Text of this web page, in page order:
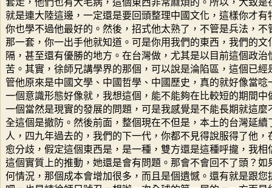
就是連大陸這邊，一定還是要回頭整理中國文化，這樣你才
你也學不過他最好的。然後，招式他太熟了，不管是兵法，
那一套，你一出手他就知道。可是你用我們的東西，我們的
隔，甚至還有優勝的地方。在台灣做，尤其是以目前這個政
苦。其實，徐師兄講學界的那個，可以說是淪陷區，這個已
管他原來是中國文學、中國哲學、中國歷史，真的就好像當
一個意識形態好像就，我想這個，能不能夠在比較短的期間
一個當然是現實的發展的問題，可是我感覺是不能長期就這
全這個是撤防。然後前面，整個現在不但是，本土的台灣延
人，四九年過去的，我們的下一代，你都不見得說服得了他
愈分歧，假定這個東西是，是一種，雙方還是這種呼攏，我
這個實質上的推動，她還是會有問題。那會不會回不了頭？
何情況，那個成本會增加很多，而且是個遺憾。還有就是跟